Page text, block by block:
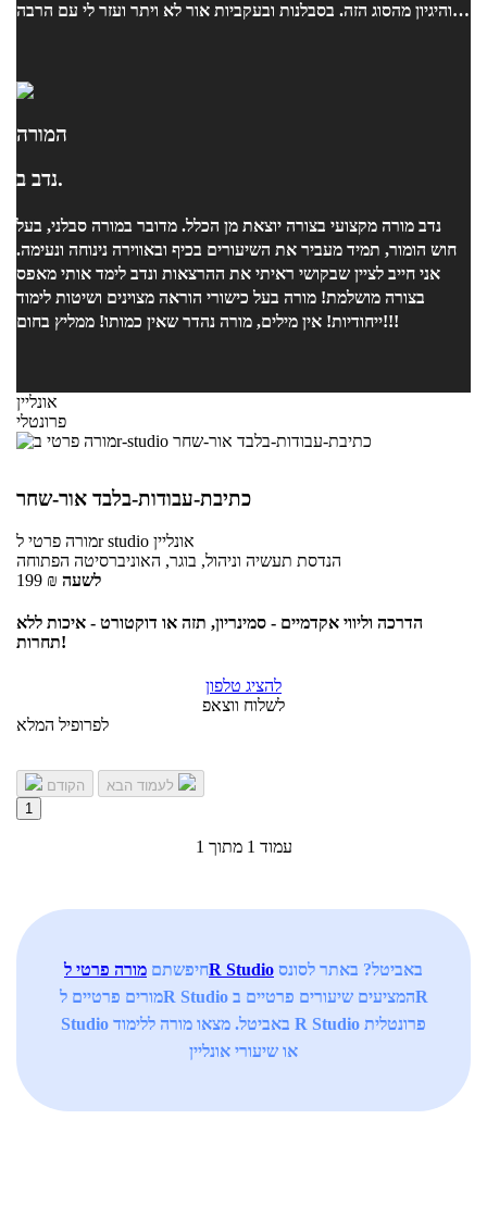
והיגיון מהסוג הזה. בסבלנות ובעקביות אור לא ויתר ועזר לי עם הרבה
המורה
נדב ב.
נדב מורה מקצועי בצורה יוצאת מן הכלל. מדובר במורה סבלני, בעל
חוש הומור, תמיד מעביר את השיעורים בכיף ובאווירה נינוחה ונעימה.
אני חייב לציין שבקושי ראיתי את ההרצאות ונדב לימד אותי מאפס
בצורה מושלמת! מורה בעל כישורי הוראה מצוינים ושיטות לימוד
ייחודיות! אין מילים, מורה נהדר שאין כמותו! ממליץ בחום!!!
אונליין
פרונטלי
כתיבת-עבודות-בלבד אור-שחר
מורה פרטילr studio אונליין
הנדסת תעשיה וניהול, בוגר, האוניברסיטה הפתוחה
199 ₪ לשעה
הדרכה וליווי אקדמיים - סמינריון, תזה או דוקטורט - איכות ללא
תחרות!
להציג טלפון
לשלוח ווצאפ
לפרופיל המלא
הקודם
1
עמוד 1 מתוך 1
חיפשתםמורה פרטי לR Studio
מורים פרטיים לR Studio המציעים שיעורים פרטיים בR
Studio באביטל. מצאו מורה ללימוד R Studio פרונטלית
או שיעורי אונליין